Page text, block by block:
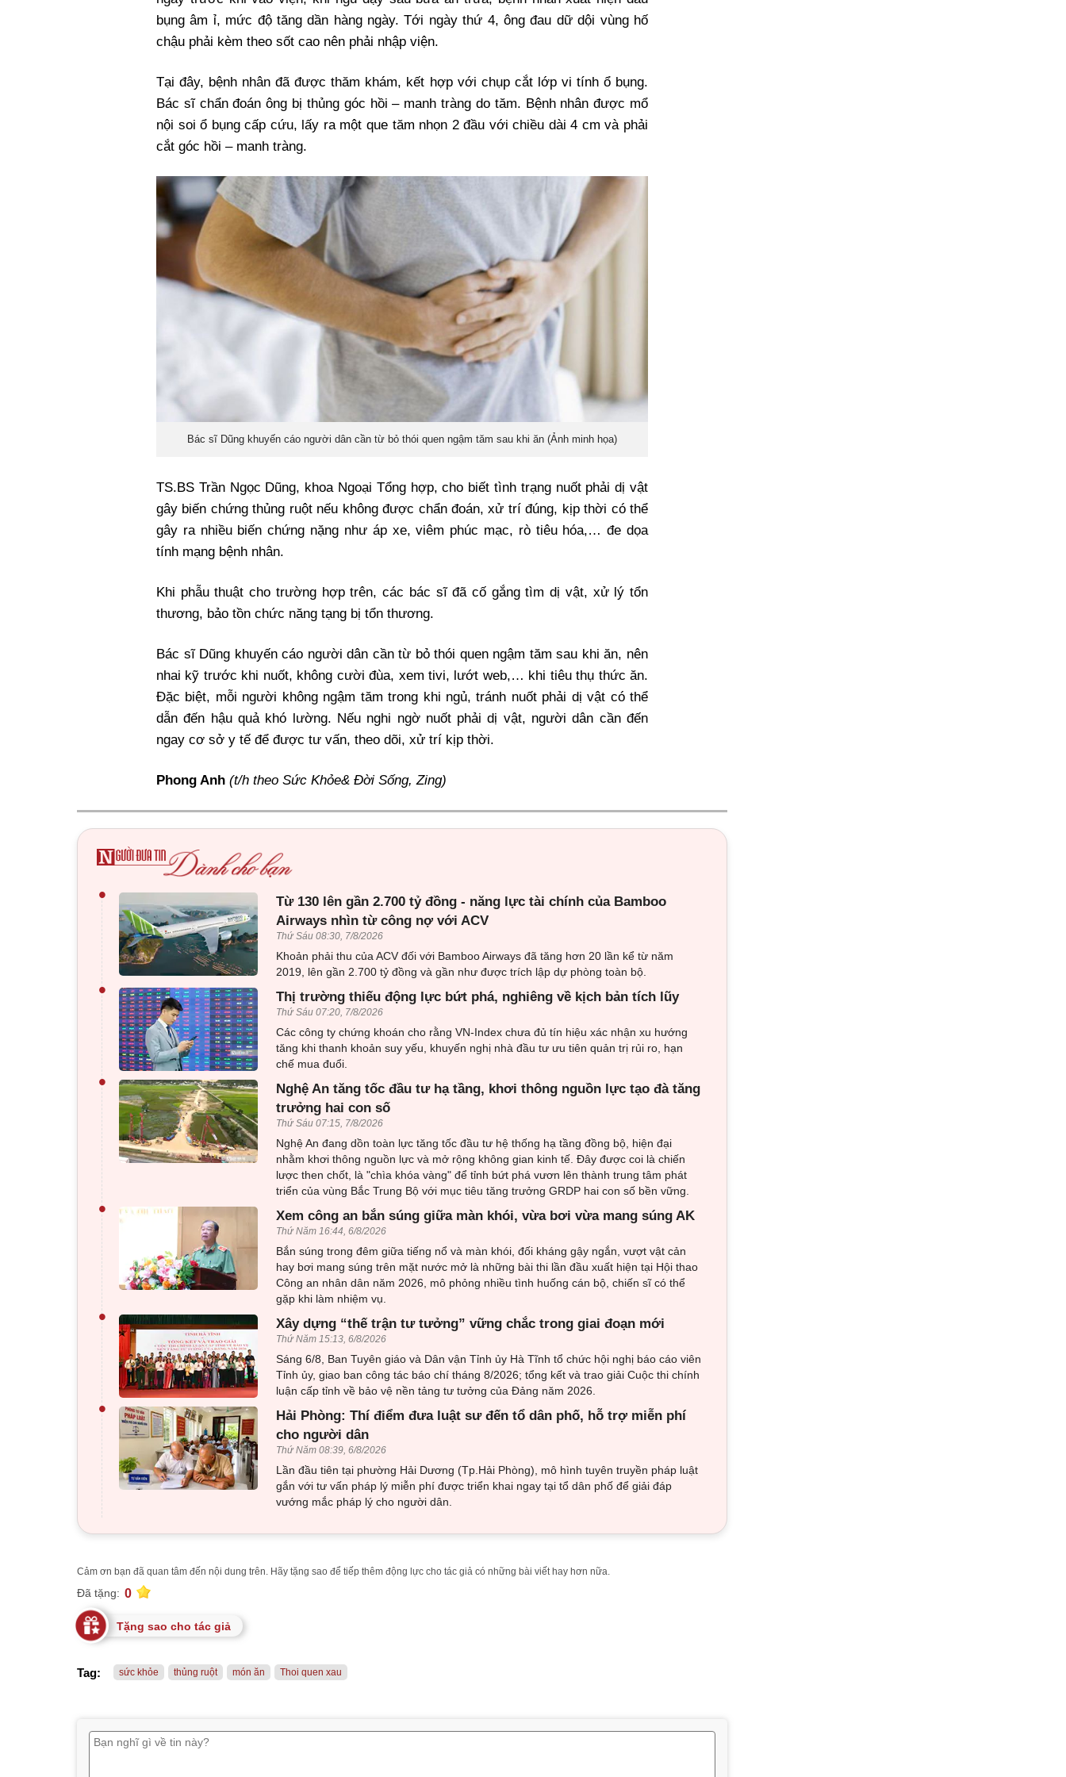
Xi nhan Trái Phải
Bạn đọc viết
bụng âm ỉ, mức độ tăng dần hàng ngày. Tới ngày thứ 4, ông đau dữ dội vùng hố
chậu phải kèm theo sốt cao nên phải nhập viện.
Tại đây, bệnh nhân đã được thăm khám, kết hợp với chụp cắt lớp vi tính ổ bụng.
Bác sĩ chẩn đoán ông bị thủng góc hồi – manh tràng do tăm. Bệnh nhân được mổ
nội soi ổ bụng cấp cứu, lấy ra một que tăm nhọn 2 đầu với chiều dài 4 cm và phải
cắt góc hồi – manh tràng.
Bác sĩ Dũng khuyến cáo người dân cần từ bỏ thói quen ngậm tăm sau khi ăn (Ảnh minh họa)
TS.BS Trần Ngọc Dũng, khoa Ngoại Tổng hợp, cho biết tình trạng nuốt phải dị vật
gây biến chứng thủng ruột nếu không được chẩn đoán, xử trí đúng, kịp thời có thể
gây ra nhiều biến chứng nặng như áp xe, viêm phúc mạc, rò tiêu hóa,… đe dọa
tính mạng bệnh nhân.
Khi phẫu thuật cho trường hợp trên, các bác sĩ đã cố gắng tìm dị vật, xử lý tổn
thương, bảo tồn chức năng tạng bị tổn thương.
Bác sĩ Dũng khuyến cáo người dân cần từ bỏ thói quen ngậm tăm sau khi ăn, nên
nhai kỹ trước khi nuốt, không cười đùa, xem tivi, lướt web,… khi tiêu thụ thức ăn.
Đặc biệt, mỗi người không ngậm tăm trong khi ngủ, tránh nuốt phải dị vật có thể
dẫn đến hậu quả khó lường. Nếu nghi ngờ nuốt phải dị vật, người dân cần đến
ngay cơ sở y tế để được tư vấn, theo dõi, xử trí kịp thời.
Phong Anh (t/h theo Sức Khỏe& Đời Sống, Zing)
•
Từ 130 lên gần 2.700 tỷ đồng - năng lực tài chính của Bamboo
Airways nhìn từ công nợ với ACV
Thứ Sáu 08:30, 7/8/2026
Khoản phải thu của ACV đối với Bamboo Airways đã tăng hơn 20 lần kể từ năm
2019, lên gần 2.700 tỷ đồng và gần như được trích lập dự phòng toàn bộ.
• Thị trường thiếu động lực bứt phá, nghiêng về kịch bản tích lũy
Thứ Sáu 07:20, 7/8/2026
Các công ty chứng khoán cho rằng VN-Index chưa đủ tín hiệu xác nhận xu hướng
tăng khi thanh khoản suy yếu, khuyến nghị nhà đầu tư ưu tiên quản trị rủi ro, hạn
chế mua đuổi.
•
Nghệ An tăng tốc đầu tư hạ tầng, khơi thông nguồn lực tạo đà tăng
trưởng hai con số
Thứ Sáu 07:15, 7/8/2026
Nghệ An đang dồn toàn lực tăng tốc đầu tư hệ thống hạ tầng đồng bộ, hiện đại
nhằm khơi thông nguồn lực và mở rộng không gian kinh tế. Đây được coi là chiến
lược then chốt, là "chìa khóa vàng" để tỉnh bứt phá vươn lên thành trung tâm phát
triển của vùng Bắc Trung Bộ với mục tiêu tăng trưởng GRDP hai con số bền vững.
• Xem công an bắn súng giữa màn khói, vừa bơi vừa mang súng AK
Thứ Năm 16:44, 6/8/2026
Bắn súng trong đêm giữa tiếng nổ và màn khói, đối kháng gậy ngắn, vượt vật cản
hay bơi mang súng trên mặt nước mở là những bài thi lần đầu xuất hiện tại Hội thao
Công an nhân dân năm 2026, mô phỏng nhiều tình huống cán bộ, chiến sĩ có thể
gặp khi làm nhiệm vụ.
• Xây dựng “thế trận tư tưởng” vững chắc trong giai đoạn mới
Thứ Năm 15:13, 6/8/2026
Sáng 6/8, Ban Tuyên giáo và Dân vận Tỉnh ủy Hà Tĩnh tổ chức hội nghị báo cáo viên
Tỉnh ủy, giao ban công tác báo chí tháng 8/2026; tổng kết và trao giải Cuộc thi chính
luận cấp tỉnh về bảo vệ nền tảng tư tưởng của Đảng năm 2026.
•
Hải Phòng: Thí điểm đưa luật sư đến tổ dân phố, hỗ trợ miễn phí
cho người dân
Thứ Năm 08:39, 6/8/2026
Lần đầu tiên tại phường Hải Dương (Tp.Hải Phòng), mô hình tuyên truyền pháp luật
gắn với tư vấn pháp lý miễn phí được triển khai ngay tại tổ dân phố để giải đáp
vướng mắc pháp lý cho người dân.
Cảm ơn bạn đã quan tâm đến nội dung trên. Hãy tặng sao để tiếp thêm động lực cho tác giả có những bài viết hay hơn nữa.
Đã tặng: 0
Tặng sao cho tác giả
Tag: sức khỏe thủng ruột món ăn Thoi quen xau